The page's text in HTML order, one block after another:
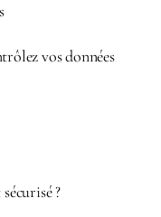
vos données
?